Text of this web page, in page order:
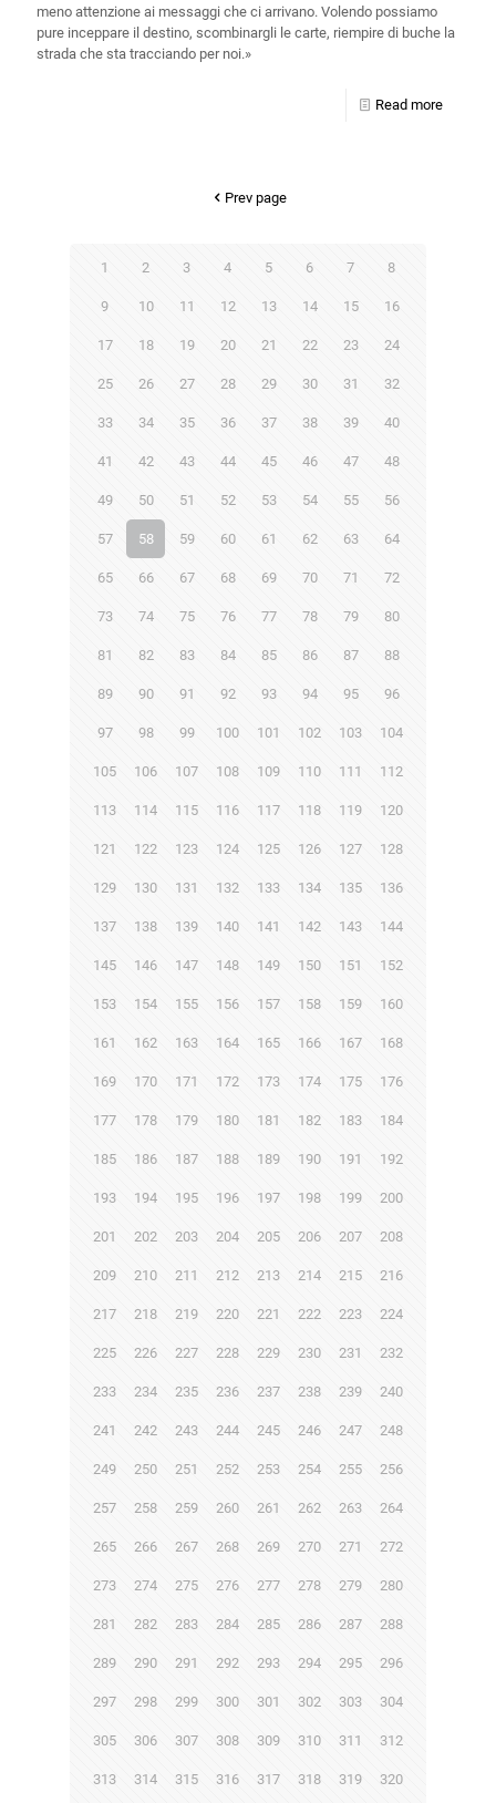
meno attenzione ai messaggi che ci arrivano. Volendo possiamo
pure inceppare il destino, scombinargli le carte, riempire di buche la
strada che sta tracciando per noi.»
Read more
Prev page
1 2 3 4 5 6 7 8
9 10 11 12 13 14 15 16
17 18 19 20 21 22 23 24
25 26 27 28 29 30 31 32
33 34 35 36 37 38 39 40
41 42 43 44 45 46 47 48
49 50 51 52 53 54 55 56
57 58 59 60 61 62 63 64
65 66 67 68 69 70 71 72
73 74 75 76 77 78 79 80
81 82 83 84 85 86 87 88
89 90 91 92 93 94 95 96
97 98 99 100 101 102 103 104
105 106 107 108 109 110 111 112
113 114 115 116 117 118 119 120
121 122 123 124 125 126 127 128
129 130 131 132 133 134 135 136
137 138 139 140 141 142 143 144
145 146 147 148 149 150 151 152
153 154 155 156 157 158 159 160
161 162 163 164 165 166 167 168
169 170 171 172 173 174 175 176
177 178 179 180 181 182 183 184
185 186 187 188 189 190 191 192
193 194 195 196 197 198 199 200
201 202 203 204 205 206 207 208
209 210 211 212 213 214 215 216
217 218 219 220 221 222 223 224
225 226 227 228 229 230 231 232
233 234 235 236 237 238 239 240
241 242 243 244 245 246 247 248
249 250 251 252 253 254 255 256
257 258 259 260 261 262 263 264
265 266 267 268 269 270 271 272
273 274 275 276 277 278 279 280
281 282 283 284 285 286 287 288
289 290 291 292 293 294 295 296
297 298 299 300 301 302 303 304
305 306 307 308 309 310 311 312
313 314 315 316 317 318 319 320